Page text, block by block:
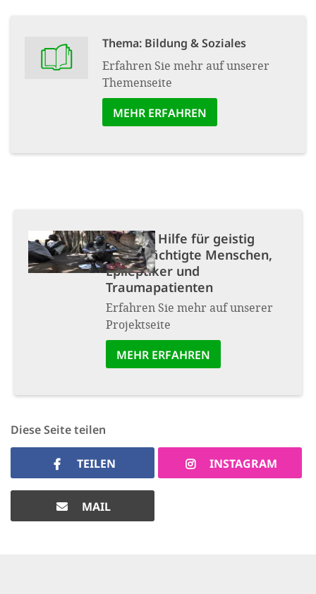
Thema: Bildung & Soziales
Erfahren Sie mehr auf unserer
Themenseite
MEHR ERFAHREN
Projekt: Hilfe für geistig
beeinträchtigte Menschen,
Epileptiker und
Traumapatienten
Erfahren Sie mehr auf unserer
Projektseite
MEHR ERFAHREN
Diese Seite teilen
TEILEN INSTAGRAM
MAIL